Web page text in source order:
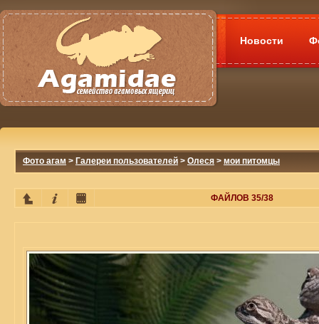
Новости
Фото агам > Галереи пользователей > Олеся > мои питомцы
ФАЙЛОВ 35/38